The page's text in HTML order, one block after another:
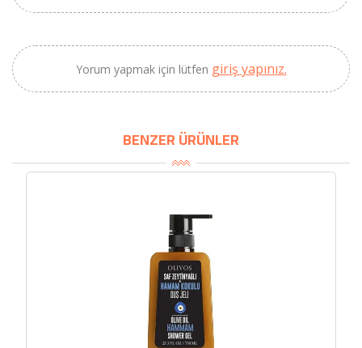
Yorum yapmak için lütfen giriş yapınız.
BENZER ÜRÜNLER
BU HAFTANIN PLANLI İNDİRİMİ
2320,00 TL
Sızma Zeytinyağı
Güney Ege, 5 Litre) -
SEPETE EKLE